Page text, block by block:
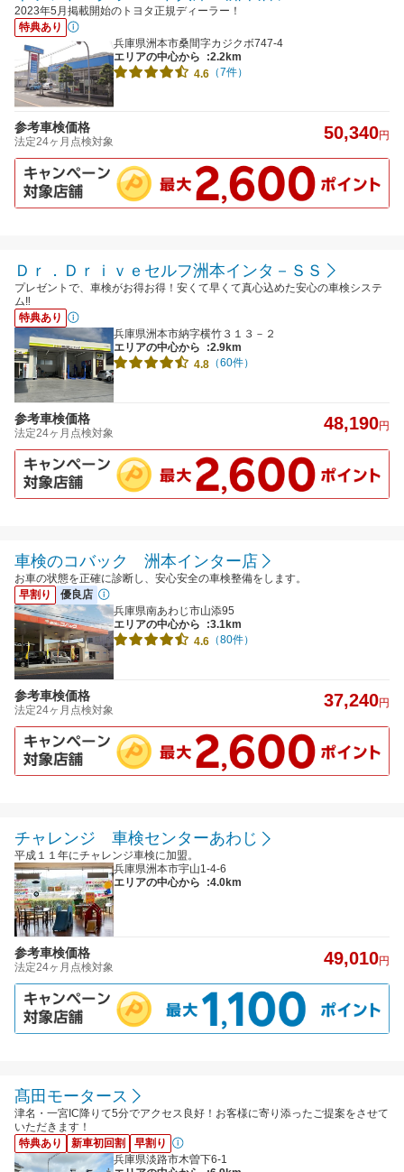
2023年5月掲載開始のトヨタ正規ディーラー！
特典あり
兵庫県洲本市桑間字カジクボ747-4
エリアの中心から
:2.2km
4.6 （7件）
参考車検価格
法定24ヶ月点検対象 50,340円
Ｄｒ．Ｄｒｉｖｅセルフ洲本インタ－ＳＳ
プレゼントで、車検がお得お得！安くて早くて真心込めた安心の車検システ
ム‼
特典あり
兵庫県洲本市納字横竹３１３－２
エリアの中心から
:2.9km
4.8 （60件）
参考車検価格
法定24ヶ月点検対象 48,190円
車検のコバック 洲本インター店
お車の状態を正確に診断し、安心安全の車検整備をします。
早割り
優良店
兵庫県南あわじ市山添95
エリアの中心から
:3.1km
4.6 （80件）
参考車検価格
法定24ヶ月点検対象 37,240円
チャレンジ 車検センターあわじ
平成１１年にチャレンジ車検に加盟。
兵庫県洲本市宇山1-4-6
エリアの中心から
:4.0km
参考車検価格
法定24ヶ月点検対象 49,010円
髙田モータース
津名・一宮IC降りて5分でアクセス良好！お客様に寄り添ったご提案をさせて
いただきます！
特典あり
新車初回割
早割り
兵庫県淡路市木曽下6-1